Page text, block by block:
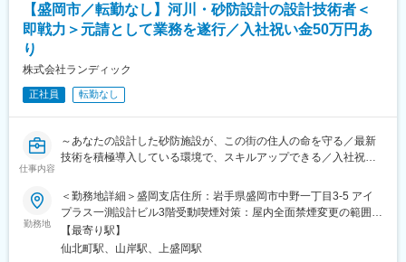
変更の範囲：会社の定める業務
◇河道計画・河川改修計画の策定
◇堤防設計・護岸設計
◇河川構造物(樋門・樋管、堰等)の設計
◇砂防施設（堰堤、渓流保全工等）の設計
◇成果品の品質管理・照査
◇後進技術者の指導・育成
■ポジションの魅力：
◇元請として発注者と直接折衝するため、自分の名前で仕事がで
きる環境です
◇あなたの設計した砂防施設が、地域住民の命を守ります
【盛岡市／転勤なし】河川・砂防設計の設計技術者＜
即戦力＞元請として業務を遂行／入社祝い金50万円あ
り
株式会社ランディック
正社員 転勤なし
仕事内容
～あなたの設計した砂防施設が、この街の住人の命を守る／最新
技術を積極導入している環境で、スキルアップできる／入社祝い
■ポジションの魅力：
◎入社祝い金50万円あり
◎3Dレーザースキャナー・UAV測量・BIM/CIM、生成AI活用等の
最新技術を推進中
勤務地
＜勤務地詳細＞盛岡支店住所：岩手県盛岡市中野一丁目3-5 アイ
プラス一測設計ビル3階受動喫煙対策：屋内全面禁煙変更の範囲：
会社の定める事業所
【最寄り駅】
仙北町駅、山岸駅、上盛岡駅